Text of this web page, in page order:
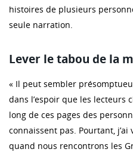
histoires de plusieurs
seule narration.
Lever le tabou de la
« Il peut sembler
dans l’espoir que les lecteurs
long de ces pages des
connaissent pas. Pourtant,
quand nous rencontrons les